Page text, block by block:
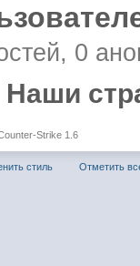
0
Наши
Strike 1.6
стиль Отметить